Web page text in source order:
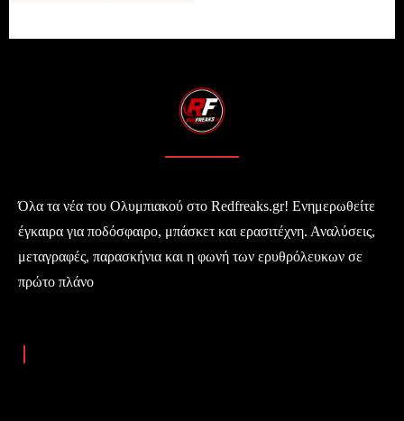
Όλα τα νέα του Ολυμπιακού στο Redfreaks.gr! Ενημερωθείτε
έγκαιρα για ποδόσφαιρο, μπάσκετ και ερασιτέχνη. Αναλύσεις,
μεταγραφές, παρασκήνια και η φωνή των ερυθρόλευκων σε
πρώτο πλάνο